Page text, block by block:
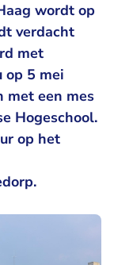
wordt op
verdacht
met
op 5 mei
met een mes
Hogeschool.
op het